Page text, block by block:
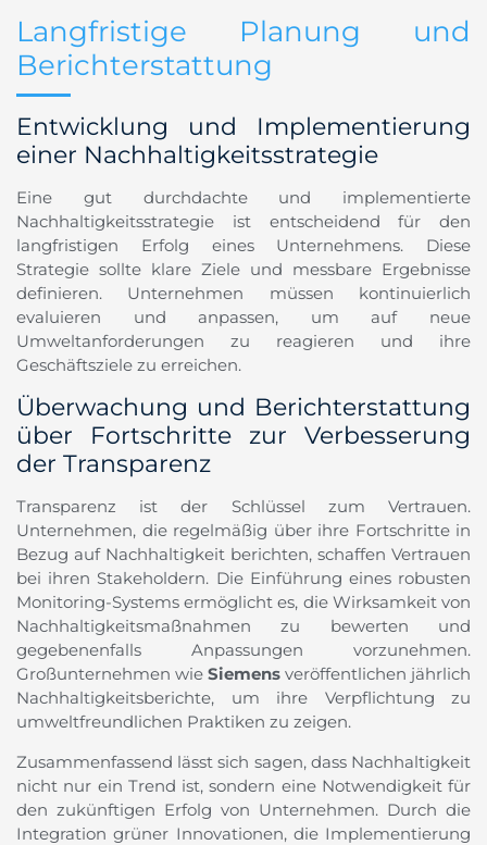
Langfristige Planung und
Berichterstattung
Entwicklung und Implementierung
einer Nachhaltigkeitsstrategie
Eine gut durchdachte und implementierte
Nachhaltigkeitsstrategie ist entscheidend für den
langfristigen Erfolg eines Unternehmens. Diese
Strategie sollte klare Ziele und messbare Ergebnisse
definieren. Unternehmen müssen kontinuierlich
evaluieren und anpassen, um auf neue
Umweltanforderungen zu reagieren und ihre
Geschäftsziele zu erreichen.
Überwachung und Berichterstattung
über Fortschritte zur Verbesserung
der Transparenz
Transparenz ist der Schlüssel zum Vertrauen.
Unternehmen, die regelmäßig über ihre Fortschritte in
Bezug auf Nachhaltigkeit berichten, schaffen Vertrauen
bei ihren Stakeholdern. Die Einführung eines robusten
Monitoring-Systems ermöglicht es, die Wirksamkeit von
Nachhaltigkeitsmaßnahmen zu bewerten und
gegebenenfalls Anpassungen vorzunehmen.
Großunternehmen wie Siemens veröffentlichen jährlich
Nachhaltigkeitsberichte, um ihre Verpflichtung zu
umweltfreundlichen Praktiken zu zeigen.
Zusammenfassend lässt sich sagen, dass Nachhaltigkeit
nicht nur ein Trend ist, sondern eine Notwendigkeit für
den zukünftigen Erfolg von Unternehmen. Durch die
Integration grüner Innovationen, die Implementierung